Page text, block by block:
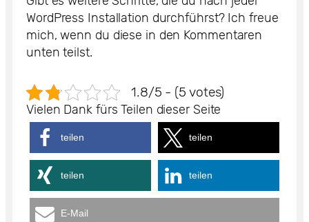
WordPress Installation durchführst? Ich freue
mich, wenn du diese in den Kommentaren
unten teilst.
1.8/5 - (5 votes)
Vielen Dank fürs Teilen dieser Seite
teilen teilen
teilen teilen
E-Mail